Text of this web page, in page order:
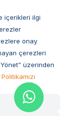
içerikleri ilgi
onay
çerezleri
üzerinden